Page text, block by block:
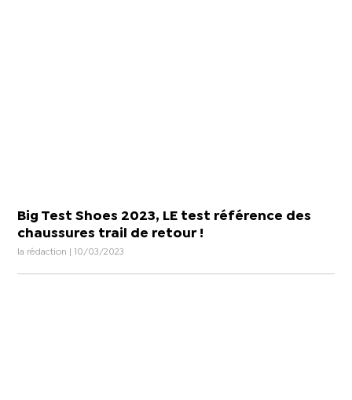
Big Test Shoes 2023, LE test référence des
chaussures trail de retour !
la rédaction | 10/03/2023